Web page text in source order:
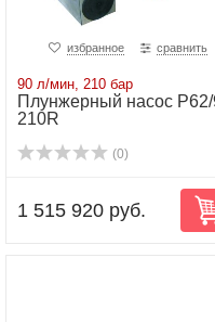
избранное сравнить
90 л/мин, 210 бар
Плунжерный насос
210R
(0)
1 515 920 руб.